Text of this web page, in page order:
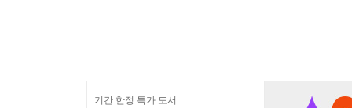
기간 한정 특가 도서